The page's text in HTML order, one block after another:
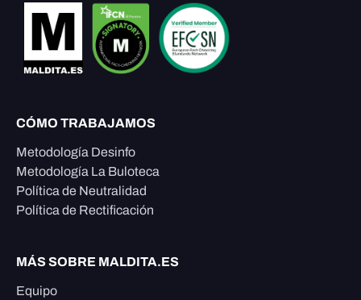
CÓMO TRABAJAMOS
Metodología Desinfo
Metodología La Buloteca
Política de Neutralidad
Política de Rectificación
MÁS SOBRE MALDITA.ES
Equipo